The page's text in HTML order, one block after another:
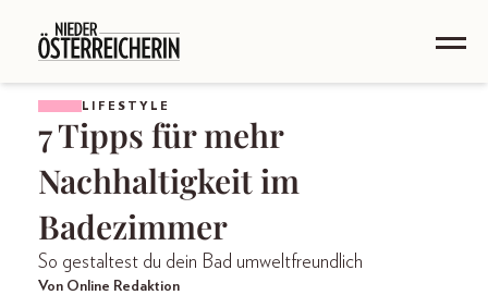
LIFESTYLE
7 Tipps für mehr
Nachhaltigkeit im
Badezimmer
So gestaltest du dein Bad umweltfreundlich
Von Online Redaktion